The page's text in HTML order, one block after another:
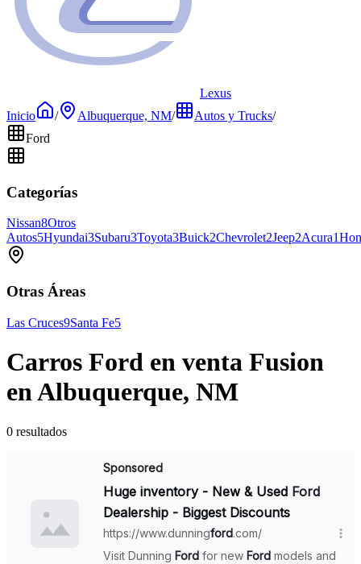
Lexus
Inicio
/ Albuquerque, NM/ Autos y Trucks/
Ford
Categorías
Nissan8Otros
Autos5Hyundai3Subaru3Toyota3Buick2Chevrolet2Jeep2Acura1
Otras Áreas
Las Cruces9Santa Fe5
Carros Ford en venta Fusion
en Albuquerque, NM
0 resultados